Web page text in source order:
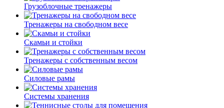
Грузоблочные тренажеры
Тренажеры на свободном весе
Скамьи и стойки
Тренажеры с собственным весом
Силовые рамы
Системы хранения